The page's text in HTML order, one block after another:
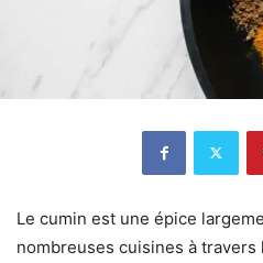
Le cumin est une épice
nombreuses cuisines à travers